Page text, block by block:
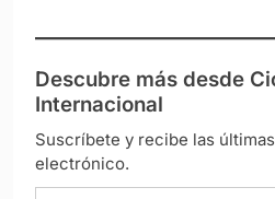
Descubre más desde
Internacional
Suscríbete y recibe las
electrónico.
Escribe tu correo